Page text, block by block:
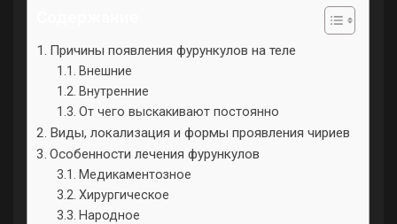
Причины появления фурункулов на теле
Внешние
Внутренние
От чего выскакивают постоянно
Виды, локализация и формы проявления чириев
Особенности лечения фурункулов
Медикаментозное
Хирургическое
Народное